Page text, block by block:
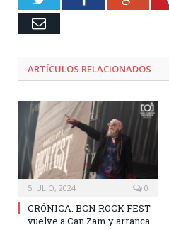
Email
ARTÍCULOS RELACIONADOS
5 JULIO, 2024 0
CRÓNICA: BCN ROCK FEST
vuelve a Can Zam y arranca